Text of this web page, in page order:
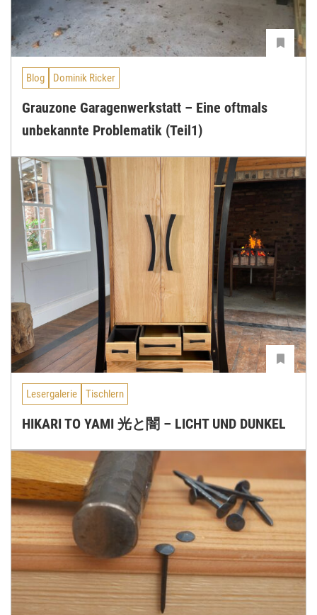
Blog Dominik Ricker
Grauzone Garagenwerkstatt – Eine oftmals
unbekannte Problematik (Teil1)
Lesergalerie Tischlern
HIKARI TO YAMI 光と闇 – LICHT UND DUNKEL